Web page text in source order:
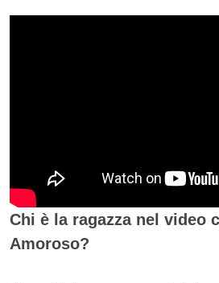
Chi è la ragazza nel video
Amoroso?